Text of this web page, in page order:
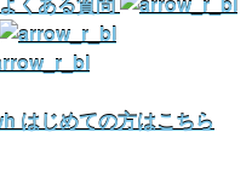
はじめての方はこちら